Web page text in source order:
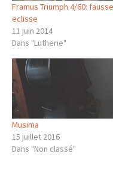
Framus Triumph 4/60: fausse
eclisse
11 juin 2014
Dans "Lutherie"
Musima
15 juillet 2016
Dans "Non classé"